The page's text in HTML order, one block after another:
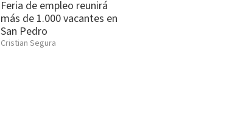
Feria de empleo reunirá
más de 1.000 vacantes en
San Pedro
Cristian Segura